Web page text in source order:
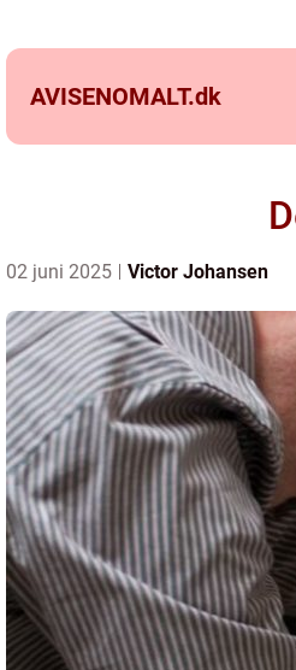
AVISENOMALT.dk
02 juni 2025 Victor Johansen